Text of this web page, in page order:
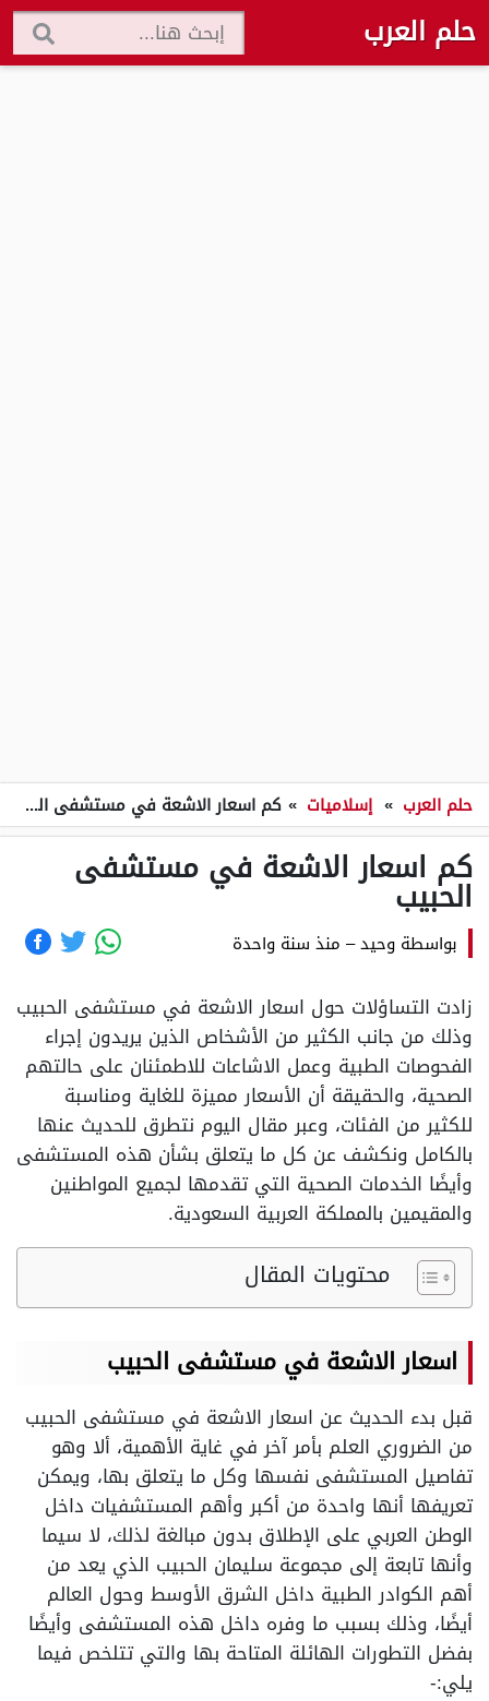
حلم العرب
حلم العرب » إسلاميات » كم اسعار الاشعة في مستشفى الحبيب
كم اسعار الاشعة في مستشفى
الحبيب
بواسطة وحيد– منذ سنة واحدة
زادت التساؤلات حول اسعار الاشعة في مستشفى الحبيب
وذلك من جانب الكثير من الأشخاص الذين يريدون إجراء
الفحوصات الطبية وعمل الاشاعات للاطمئنان على حالتهم
الصحية، والحقيقة أن الأسعار مميزة للغاية ومناسبة
للكثير من الفئات، وعبر مقال اليوم نتطرق للحديث عنها
بالكامل ونكشف عن كل ما يتعلق بشأن هذه المستشفى
وأيضًا الخدمات الصحية التي تقدمها لجميع المواطنين
والمقيمين بالمملكة العربية السعودية.
محتويات المقال
اسعار الاشعة في مستشفى الحبيب
قبل بدء الحديث عن اسعار الاشعة في مستشفى الحبيب
من الضروري العلم بأمر آخر في غاية الأهمية، ألا وهو
تفاصيل المستشفى نفسها وكل ما يتعلق بها، ويمكن
تعريفها أنها واحدة من أكبر وأهم المستشفيات داخل
الوطن العربي على الإطلاق بدون مبالغة لذلك، لا سيما
وأنها تابعة إلى مجموعة سليمان الحبيب الذي يعد من
أهم الكوادر الطبية داخل الشرق الأوسط وحول العالم
أيضًا، وذلك بسبب ما وفره داخل هذه المستشفى وأيضًا
بفضل التطورات الهائلة المتاحة بها والتي تتلخص فيما
يلي:-